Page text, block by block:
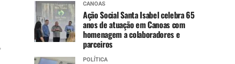
CANOAS
Ação Social Santa Isabel celebra 65
anos de atuação em Canoas com
homenagem a colaboradores e
parceiros
POLÍTICA